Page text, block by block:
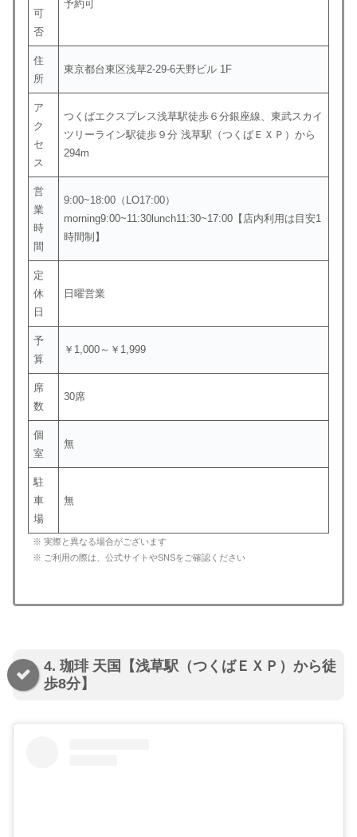
可
否
予約可
住
所
東京都台東区浅草2-29-6天野ビル 1F
ア
ク
セ
ス
つくばエクスプレス浅草駅徒歩６分銀座線、東武スカイ
ツリーライン駅徒歩９分 浅草駅（つくばＥＸＰ）から
294m
営
業
時
間
9:00~18:00（LO17:00）
morning9:00~11:30lunch11:30~17:00【店内利用は目安1
時間制】
定
休
日
日曜営業
予
算
￥1,000～￥1,999
席
数
30席
個
室
無
駐
車
場
無
※ 実際と異なる場合がございます
※ ご利用の際は、公式サイトやSNSをご確認ください
4. 珈琲 天国【浅草駅（つくばＥＸＰ）から徒
歩8分】